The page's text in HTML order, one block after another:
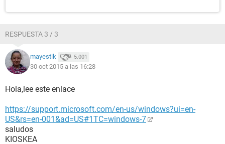
RESPUESTA 3 / 3
mayestik 5.001
30 oct 2015 a las 16:28
Hola,lee este enlace
https://support.microsoft.com/en-us/windows?ui=en-
US&rs=en-001&ad=US#1TC=windows-7
saludos
KIOSKEA